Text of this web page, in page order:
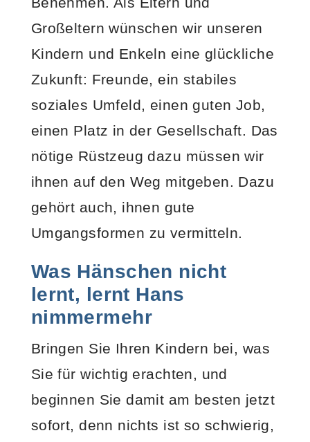
Großeltern wünschen wir unseren
Kindern und Enkeln eine glückliche
Zukunft: Freunde, ein stabiles
soziales Umfeld, einen guten Job,
einen Platz in der Gesellschaft. Das
nötige Rüstzeug dazu müssen wir
ihnen auf den Weg mitgeben. Dazu
gehört auch, ihnen gute
Umgangsformen zu vermitteln.
Was Hänschen nicht
lernt, lernt Hans
nimmermehr
Bringen Sie Ihren Kindern bei, was
Sie für wichtig erachten, und
beginnen Sie damit am besten jetzt
sofort, denn nichts ist so schwierig,